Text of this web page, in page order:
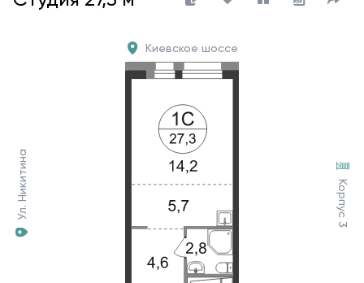
Ул. Никитина Корпус 3
Киевское шоссе